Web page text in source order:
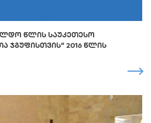
ᲬᲚᲘᲡ ᲡᲐᲣᲙᲔᲗᲔᲡᲝ
ᲯᲒᲣᲤᲘᲡᲗᲕᲘᲡ“ 2016 ᲬᲚᲘᲡ